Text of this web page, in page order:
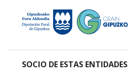
SOCIO DE ESTAS ENTIDADES